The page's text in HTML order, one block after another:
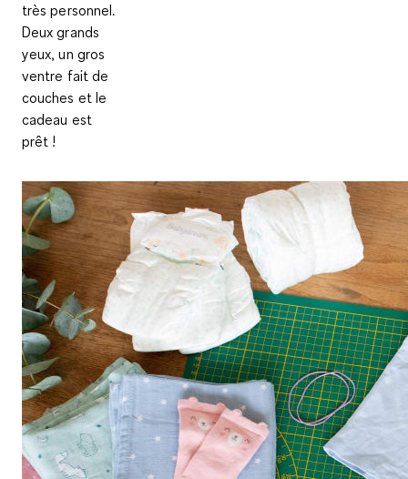
très personnel.
Deux grands
yeux, un gros
ventre fait de
couches et le
cadeau est
prêt !